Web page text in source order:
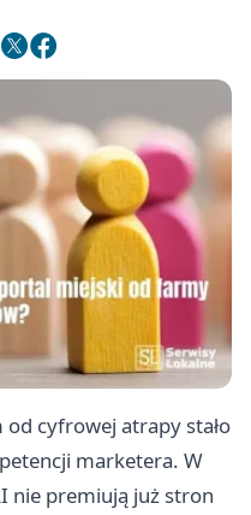
cyfrowej atrapy stało
marketera. W
nie premiują już stron